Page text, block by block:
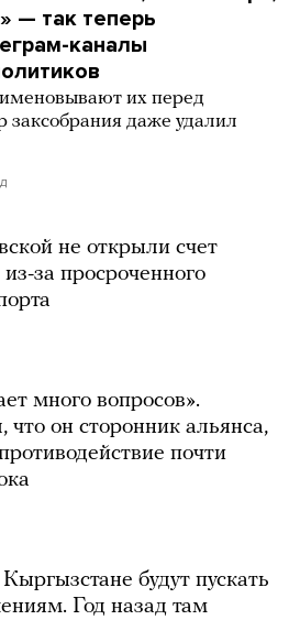
— так теперь
каналы
их перед
даже удалил
не открыли счет
за просроченного
много вопросов».
он сторонник альянса,
почти
будут пускать
Год назад там